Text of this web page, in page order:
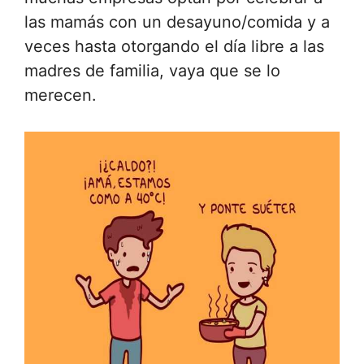
las mamás con un desayuno/comida y a
veces hasta otorgando el día libre a las
madres de familia, vaya que se lo
merecen.